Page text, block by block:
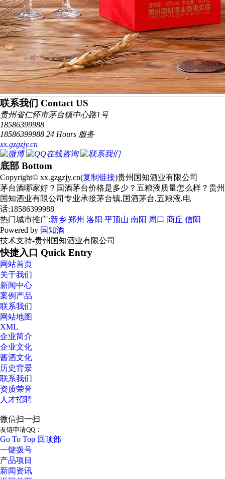
联系我们 Contact US
贵州省仁怀市茅台镇中心路1号
18586399988
18586399988 24 Hours 服务
xx.gzgzjy.cn
底部 Bottom
Copyright© xx.gzgzjy.cn(复制链接)贵州国知酒业有限公司
茅台酒哪家好？国酒茅台价格是多少？五粮液质量怎么样？贵州
国知酒业有限公司专业承接茅台镇,国酒茅台,五粮液,电
话:18586399988
热门城市推广:新乡 郑州 洛阳 平顶山 南阳 周口 商丘 信阳
Powered by 国知酒
技术支持-贵州国知酒业有限公司
快捷入口 Quick Entry
网站首页
关于我们
新闻中心
案例产品
联系我们
网站地图
XML
企业简介
企业文化
酱酒文化
历史背景
联系我们
资质荣誉
人才招聘
微信扫一扫
友链申请QQ：
Go To Top 回顶部
一键拨号
产品项目
新闻资讯